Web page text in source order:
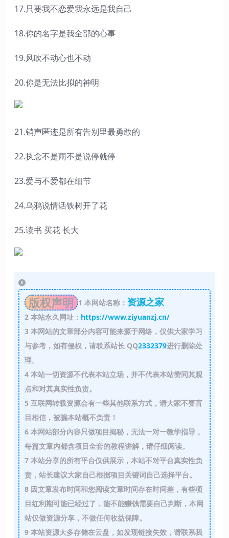
17.只要我不恋爱我永远是我自己
18.你的名字是我全部的心事
19.风吹不动心也不动
20.你是无法比拟的神明
21.销声匿迹是所有告别里最勇敢的
22.执念不是雨不是说停就停
23.爱与不爱都在细节
24.乌鸦说情话铁树开了花
25.读书 买花 长大
版权声明 1 本网站名称： 资源之家
2本站永久网址： https://www.ziyuanzj.cn/
3本网站的文章部分内容可能来源于网络，仅供大家学习
与参考，如有侵权，请联系站长 QQ2332379进行删除处
理。
4本站一切资源不代表本站立场，并不代表本站赞同其观
点和对其真实性负责。
5互联网转载资源会有一些其他联系方式，请大家不要盲
目相信，被骗本站概不负责！
6本网站部分内容只做项目揭秘，无法一对一教学指导，
每篇文章内都含项目全套的教程讲解，请仔细阅读。
7本站分享的所有平台仅供展示，本站不对平台真实性负
责，站长建议大家自己根据项目关键词自己选择平台。
8因文章发布时间和您阅读文章时间存在时间差，有些项
目红利期可能已经过了，能不能赚钱需要自己判断，本网
站仅做资源分享，不做任何收益保障。
9本站资源大多存储在云盘，如发现链接失效，请联系我